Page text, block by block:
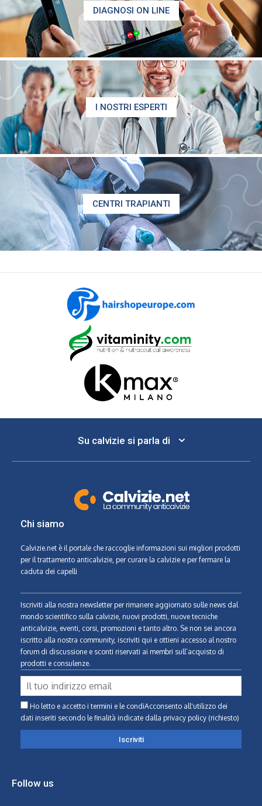
DIAGNOSI ON LINE
I NOSTRI ESPERTI
CENTRI TRAPIANTI
Su calvizie si parla di
Chi siamo
Calvizie.net è il portale che raccoglie informazioni sui migliori prodotti
per il trattamento anticalvizie, per curare la calvizie e per fermare la
caduta dei capelli
Iscriviti alla nostra newsletter per rimanere aggiornato sulle news dal
mondo scientifico sulla calvizie, nuovi prodotti, nuove tecniche
anticalvizie, eventi, corsi, promozioni e tanto altro. Se non sei ancora
iscritto alla nostra community, iscriviti qui e ottieni accesso al nostro
forum di discussione e sconti riservati ai membri sull’acquisto di
prodotti e consulenze.
Ho letto e accetto i termini e le condiAcconsento all'utilizzo dei
dati inseriti secondo le finalità indicate dalla privacy policy (richiesto)
Follow us